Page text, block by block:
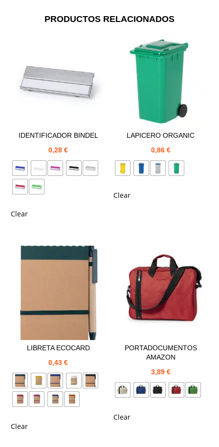
PRODUCTOS RELACIONADOS
IDENTIFICADOR BINDEL
0,28€
Clear
LAPICERO ORGANIC
0,86 €
Clear
LIBRETA ECOCARD
0,43€
Clear
PORTADOCUMENTOS
AMAZON
3,89 €
Clear